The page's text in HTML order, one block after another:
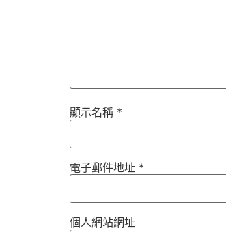
顯示名稱 *
電子郵件地址 *
個人網站網址